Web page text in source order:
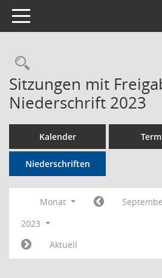
Toggle navigation
Rechercheauswahl
Sitzungen mit
Niederschrift 2023
Kalender
Niederschriften
Monat
2023
Aktuell